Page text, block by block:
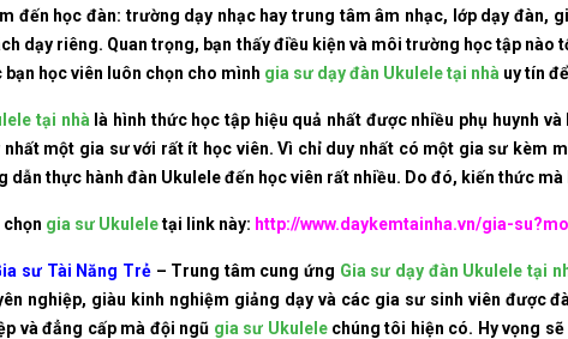
đến học đàn: trường dạy nhạc hay trung tâm âm nhạc, lớp dạy đàn,
dạy riêng. Quan trọng, bạn thấy điều kiện và môi trường học tập
bạn học viên luôn chọn cho mình gia sư dạy đàn Ukulele tại nhà uy tín
tại nhà là hình thức học tập hiệu quả nhất được nhiều phụ huynh
nhất một gia sư với rất ít học viên. Vì chỉ duy nhất có một gia sư kèm
dẫn thực hành đàn Ukulele đến học viên rất nhiều. Do đó, kiến thức
chọn gia sư Ukuleletại link này: http://www.daykemtainha.vn/gia-
sư Tài Năng Trẻ– Trung tâm cung ứng Gia sư dạy đàn Ukulele tại
nghiệp, giàu kinh nghiệm giảng dạy và các gia sư sinh viên được
và đẳng cấp mà đội ngũ gia sư Ukulelechúng tôi hiện có. Hy vọng